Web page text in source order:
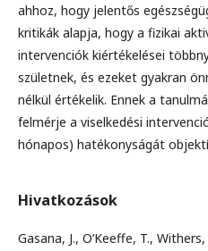
ahhoz, hogy jelentős
kritikák alapja, hogy a fizikai
intervenciók kiértékelései
születnek, és ezeket gyakran
nélkül értékelik. Ennek a
felmérje a viselkedési
hónapos) hatékonyságát
Hivatkozások
Gasana, J., O’Keeffe, T.,